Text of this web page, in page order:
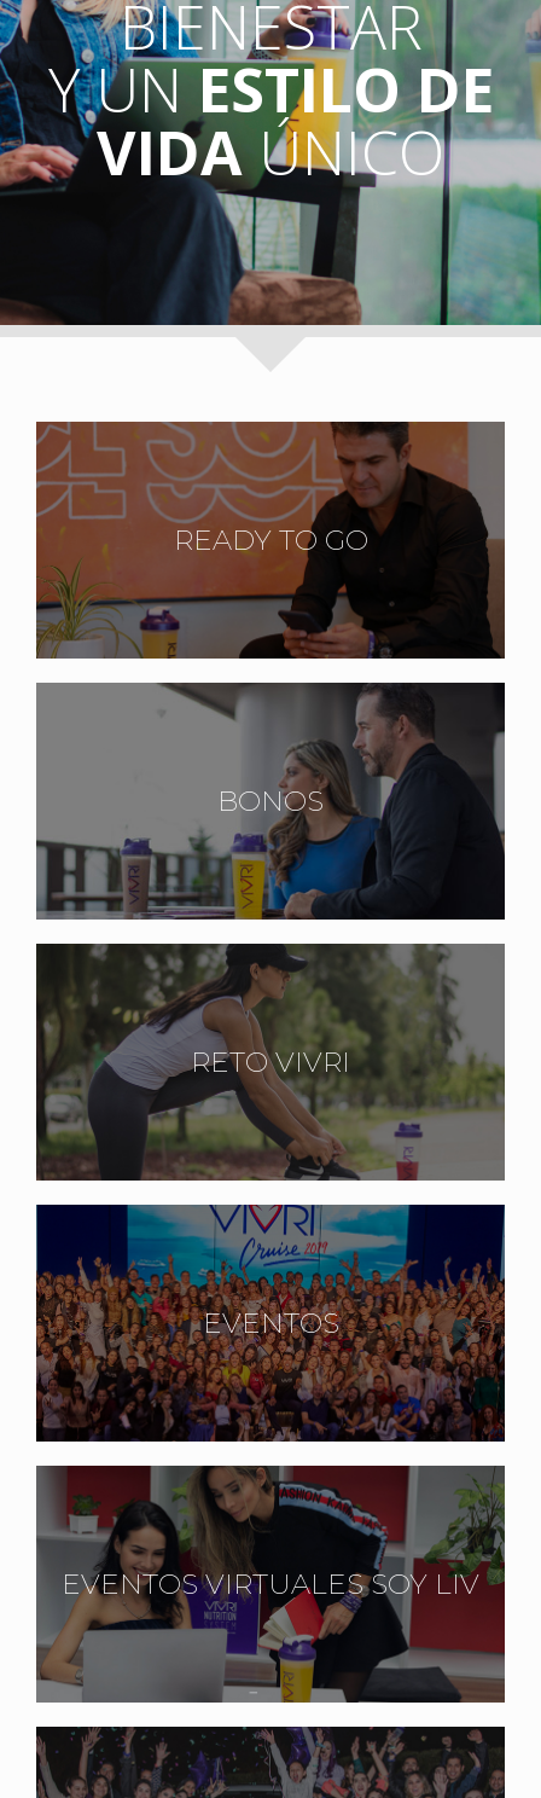
BIENESTAR
Y UNESTILO DE
VIDAÚNICO
READY TO GO
BONOS
RETO VIVRI
EVENTOS
EVENTOS VIRTUALES SOY LIV